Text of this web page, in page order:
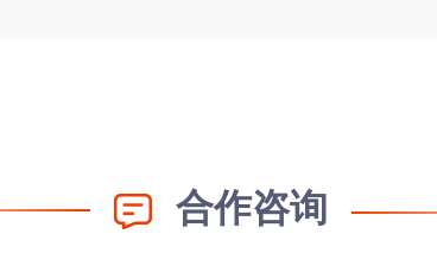
合作咨询